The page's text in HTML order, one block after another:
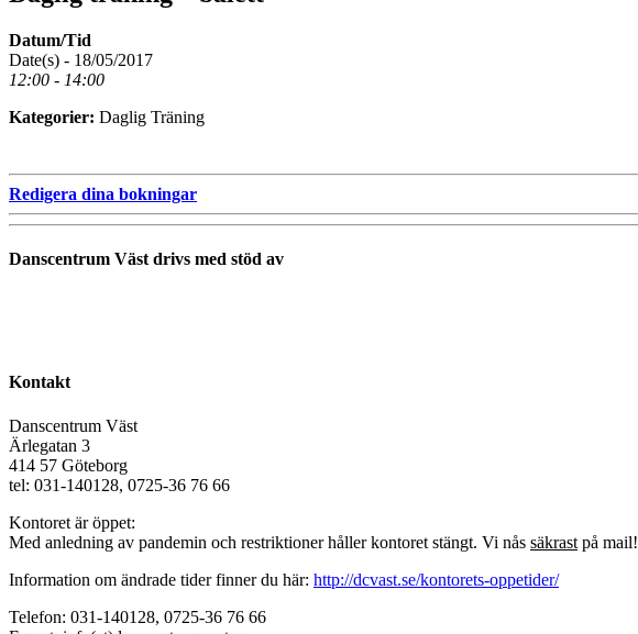
Datum/Tid
Date(s) - 18/05/2017
12:00 - 14:00
Kategorier: Daglig Träning
Redigera dina bokningar
Danscentrum Väst drivs med stöd av
Kontakt
Danscentrum Väst
Ärlegatan 3
414 57 Göteborg
tel: 031-140128, 0725-36 76 66
Kontoret är öppet:
Med anledning av pandemin och restriktioner håller kontoret stängt. Vi nås säkrast på mail!
Information om ändrade tider finner du här: http://dcvast.se/kontorets-oppetider/
Telefon: 031-140128, 0725-36 76 66